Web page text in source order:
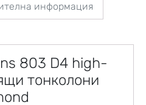
информация